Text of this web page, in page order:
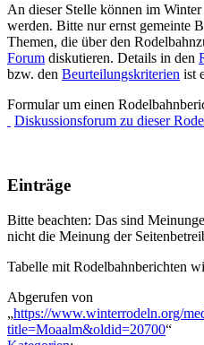
An dieser Stelle können im
werden. Bitte nur ernst gemeinte
Themen, die über den
Forum diskutieren. Details in den
bzw. den Beurteilungskriterien ist
Formular um einen
Diskussionsforum zu dieser
Einträge
Bitte beachten: Das sind
nicht die Meinung der
Tabelle mit Rodelbahnberichten
Abgerufen von
„https://www.winterrodeln.org/
title=Moaalm&oldid=20700“